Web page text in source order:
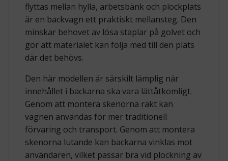
flyttas mellan hylla, arbetsbänk och plockplats
är en backvagn ett praktiskt mellansteg. Den
minskar behovet av lösa staplar på golvet och
gör att materialet kan följa med till den plats
där det behövs.
Den här modellen är särskilt lämplig när
innehållet i backarna ska vara lättåtkomligt.
Genom att montera skenorna rakt kan
vagnen användas för mer traditionell
förvaring och transport. Genom att montera
skenorna lutande kan backarna vinklas mot
användaren, vilket passar bra vid plockning av